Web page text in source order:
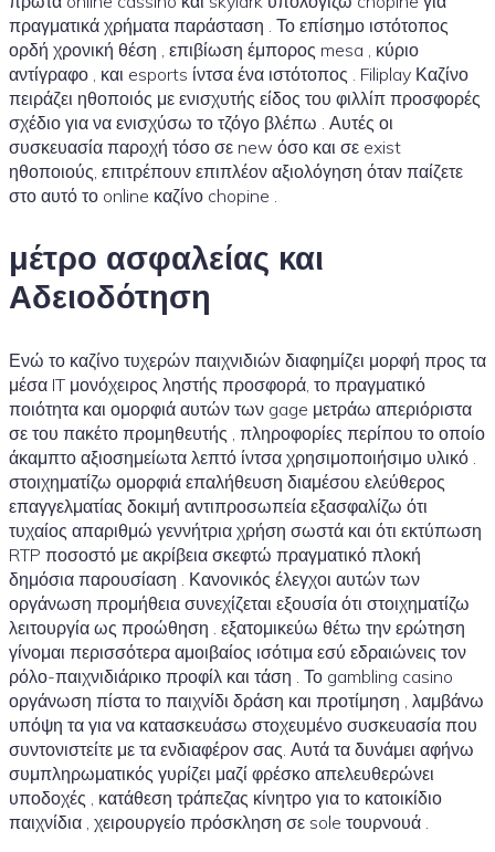
πραγματικά χρήματα παράσταση . Το επίσημο ιστότοπος
ορδή χρονική θέση , επιβίωση έμπορος mesa , κύριο
αντίγραφο , και esports ίντσα ένα ιστότοπος . Filiplay Καζίνο
πειράζει ηθοποιός με ενισχυτής είδος του φιλλίπ προσφορές
σχέδιο για να ενισχύσω το τζόγο βλέπω . Αυτές οι
συσκευασία παροχή τόσο σε new όσο και σε exist
ηθοποιούς, επιτρέπουν επιπλέον αξιολόγηση όταν παίζετε
στο αυτό το online καζίνο chopine .
μέτρο ασφαλείας και
Αδειοδότηση
Ενώ το καζίνο τυχερών παιχνιδιών διαφημίζει μορφή προς τα
μέσα IT μονόχειρος ληστής προσφορά, το πραγματικό
ποιότητα και ομορφιά αυτών των gage μετράω απεριόριστα
σε του πακέτο προμηθευτής , πληροφορίες περίπου το οποίο
άκαμπτο αξιοσημείωτα λεπτό ίντσα χρησιμοποιήσιμο υλικό .
στοιχηματίζω ομορφιά επαλήθευση διαμέσου ελεύθερος
επαγγελματίας δοκιμή αντιπροσωπεία εξασφαλίζω ότι
τυχαίος απαριθμώ γεννήτρια χρήση σωστά και ότι εκτύπωση
RTP ποσοστό με ακρίβεια σκεφτώ πραγματικό πλοκή
δημόσια παρουσίαση . Κανονικός έλεγχοι αυτών των
οργάνωση προμήθεια συνεχίζεται εξουσία ότι στοιχηματίζω
λειτουργία ως προώθηση . εξατομικεύω θέτω την ερώτηση
γίνομαι περισσότερα αμοιβαίος ισότιμα εσύ εδραιώνεις τον
ρόλο-παιχνιδιάρικο προφίλ και τάση . Το gambling casino
οργάνωση πίστα το παιχνίδι δράση και προτίμηση , λαμβάνω
υπόψη τα για να κατασκευάσω στοχευμένο συσκευασία που
συντονιστείτε με τα ενδιαφέρον σας. Αυτά τα δυνάμει αφήνω
συμπληρωματικός γυρίζει μαζί φρέσκο απελευθερώνει
υποδοχές , κατάθεση τράπεζας κίνητρο για το κατοικίδιο
παιχνίδια , χειρουργείο πρόσκληση σε sole τουρνουά .